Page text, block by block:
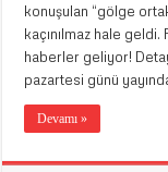
konuşulan “gölge
kaçınılmaz hale
haberler geliyor!
pazartesi günü
Devamı »